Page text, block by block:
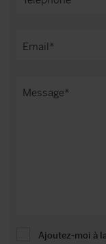
Ajoutez-moi à